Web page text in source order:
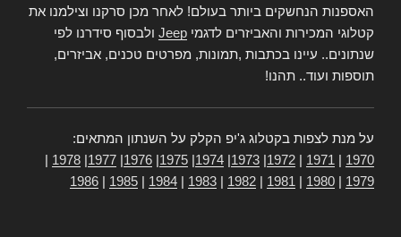
האספנות הנחשקים ביותר בעולם! לאחר מכן סרקנו וצילמנו את
קטלוגי המכירות והאביזרים לדגמי Jeep ולבסוף סידרנו לפי
שנתונים.. עיינו בכתבות ,תמונות, מפרטים טכנים, אביזרים,
תוספות ועוד.. תהנו!
על מנת לצפות בקטלוג ג'יפ הקלק על השנתון המתאים:
1970
1971
1972
1973
1974
1975
1976
1977
1978
1979
1980
1981
1982
1983
1984
1985
1986